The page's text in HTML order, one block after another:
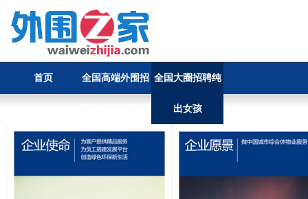
首页 全国高端外围招 全国大圈招聘纯
出女孩